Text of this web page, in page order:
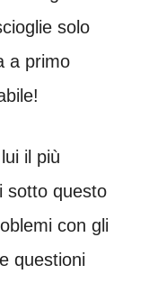
solo
a primo
il più
sotto questo
con gli
questioni